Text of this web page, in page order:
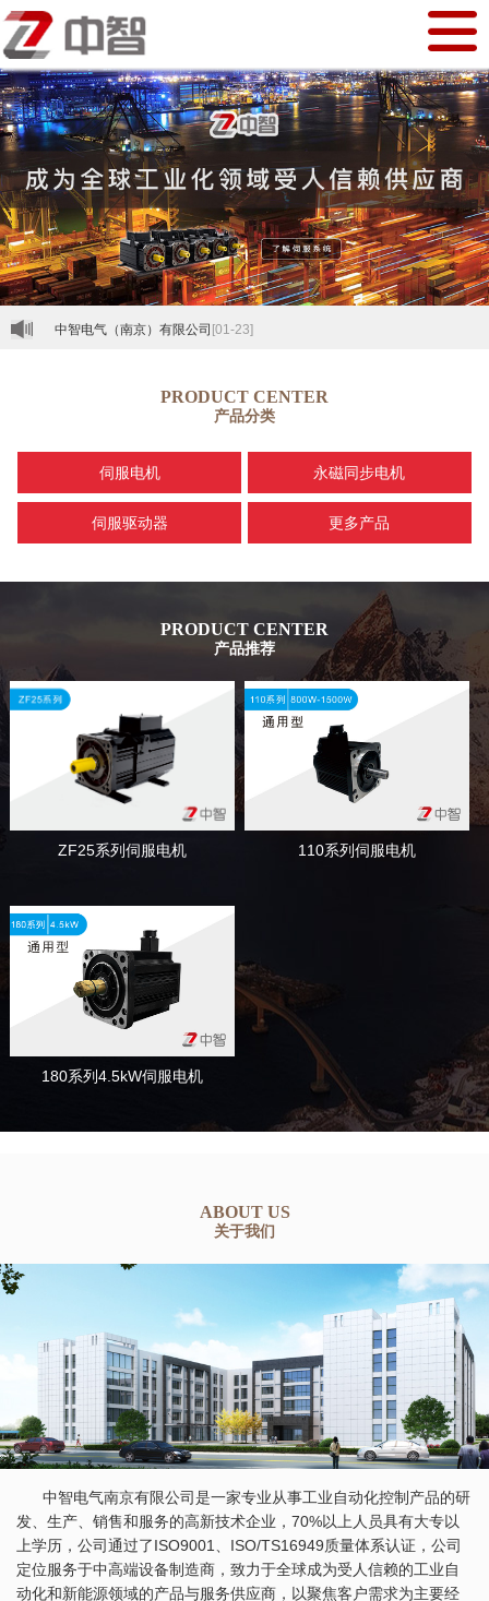
中智电气（南京）有限公司 [01-23]
PRODUCT CENTER
产品分类
伺服电机 永磁同步电机
伺服驱动器 更多产品
PRODUCT CENTER
产品推荐
ZF25系列伺服电机 110系列伺服电机
180系列4.5kW伺服电机
ABOUT US
关于我们
中智电气南京有限公司是一家专业从事工业自动化控制产品的研
发、生产、销售和服务的高新技术企业，70%以上人员具有大专以
上学历，公司通过了ISO9001、ISO/TS16949质量体系认证，公司
定位服务于中高端设备制造商，致力于全球成为受人信赖的工业自
动化和新能源领域的产品与服务供应商，以聚焦客户需求为主要经